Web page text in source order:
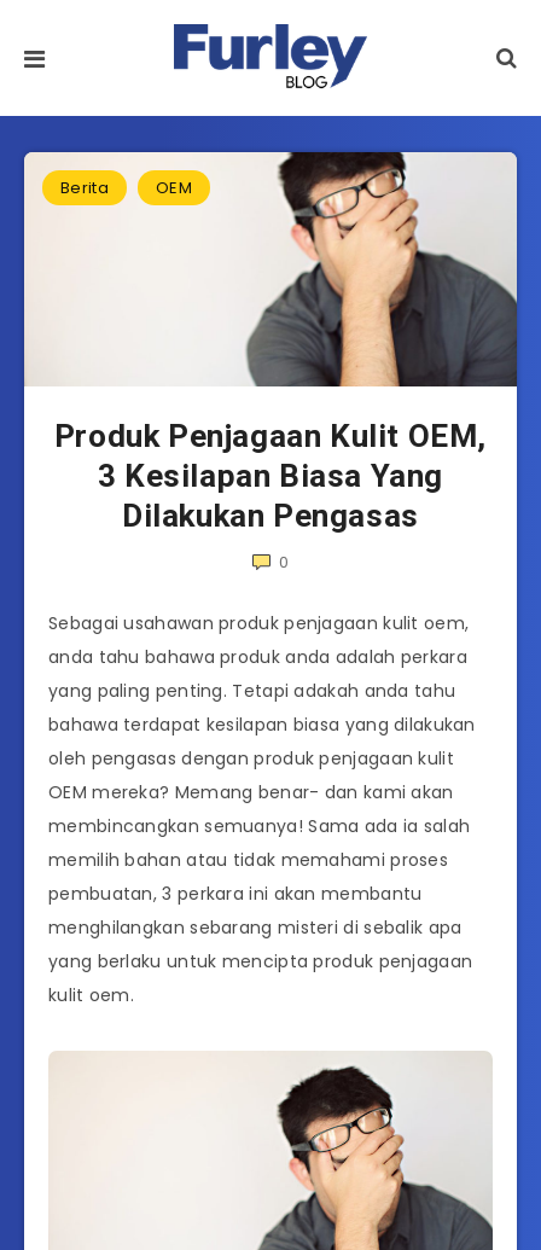
Berita OEM
Produk Penjagaan Kulit OEM,
3 Kesilapan Biasa Yang
Dilakukan Pengasas
0
Sebagai usahawan produk penjagaan kulit oem,
anda tahu bahawa produk anda adalah perkara
yang paling penting. Tetapi adakah anda tahu
bahawa terdapat kesilapan biasa yang dilakukan
oleh pengasas dengan produk penjagaan kulit
OEM mereka? Memang benar- dan kami akan
membincangkan semuanya! Sama ada ia salah
memilih bahan atau tidak memahami proses
pembuatan, 3 perkara ini akan membantu
menghilangkan sebarang misteri di sebalik apa
yang berlaku untuk mencipta produk penjagaan
kulit oem.